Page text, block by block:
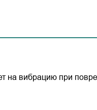
на вибрацию при